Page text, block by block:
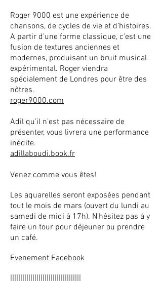
Roger 9000 est une expérience de
chansons, de cycles de vie et d’histoires.
A partir d’une forme classique, c’est une
fusion de textures anciennes et
modernes, produisant un bruit musical
expérimental. Roger viendra
spécialement de Londres pour être des
nôtres.
roger9000.com
Adil qu’il n’est pas nécessaire de
présenter, vous livrera une performance
inédite.
adillaboudi.book.fr
Venez comme vous êtes!
Les aquarelles seront exposées pendant
tout le mois de mars (ouvert du lundi au
samedi de midi à 17h). N'hésitez pas à y
faire un tour pour déjeuner ou prendre
un café.
Evenement Facebook
|||||||||||||||||||||||||||||||||||